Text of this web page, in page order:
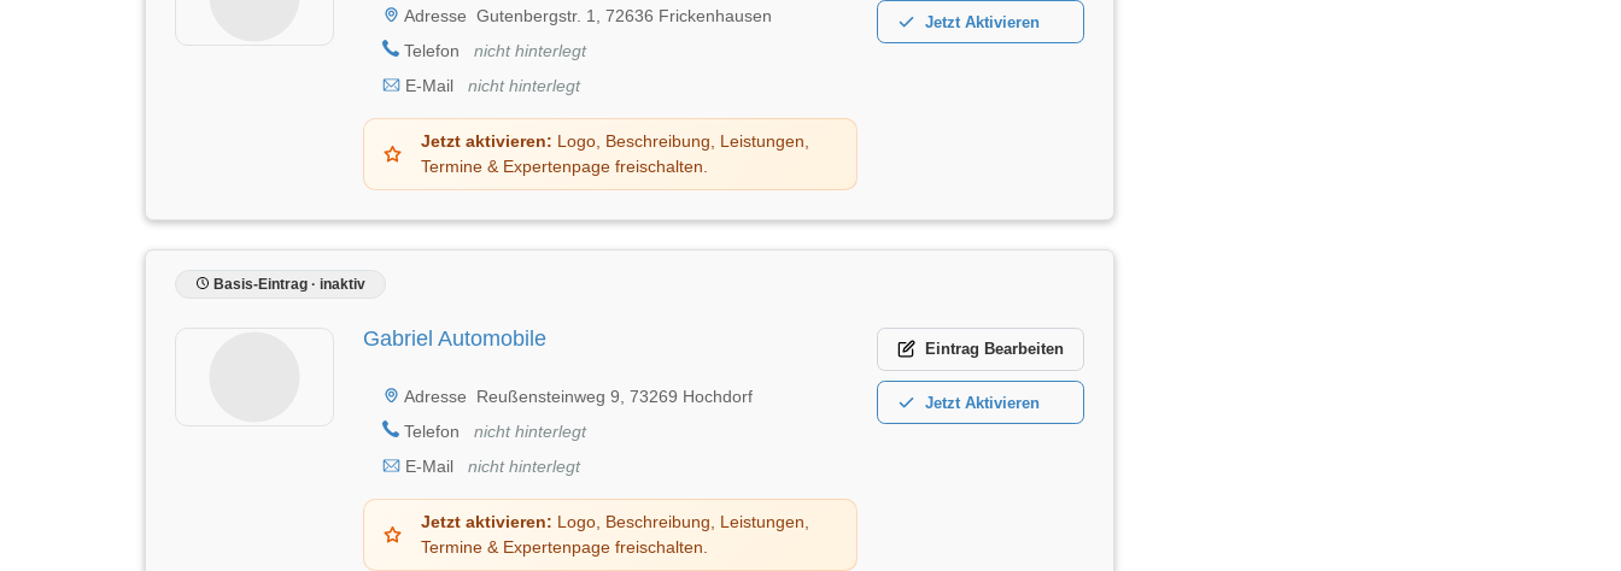
Adresse Gutenbergstr. 1, 72636 Frickenhausen
Telefon
nicht hinterlegt
E-Mail
nicht hinterlegt
Jetzt aktivieren: Logo, Beschreibung, Leistungen,
Termine & Expertenpage freischalten.
Jetzt Aktivieren
Basis-Eintrag · inaktiv
Gabriel Automobile
Adresse
Reußensteinweg 9, 73269 Hochdorf
Telefon
nicht hinterlegt
E-Mail
nicht hinterlegt
Jetzt aktivieren: Logo, Beschreibung, Leistungen,
Termine & Expertenpage freischalten.
Eintrag Bearbeiten
Jetzt Aktivieren